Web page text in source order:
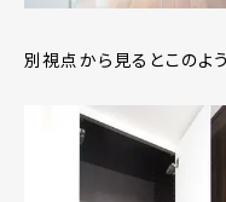
別視点から見るとこのよ